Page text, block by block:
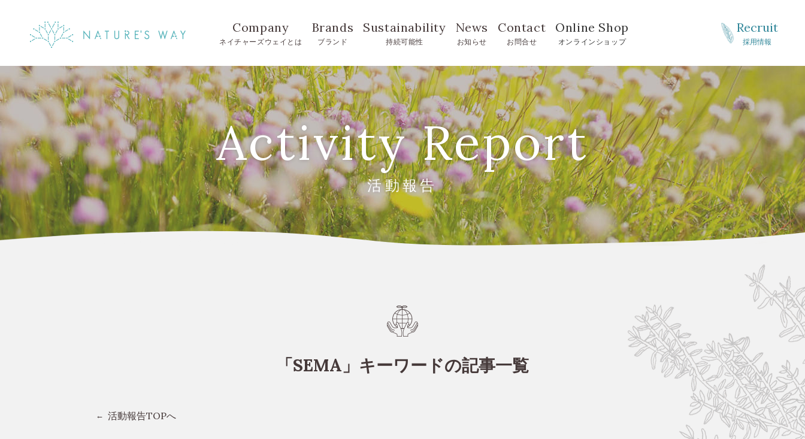
Recruit
採用情報
Company
ネイチャーズウェイとは
Brands
ブランド
Sustainability
持続可能性
News
お知らせ
Contact
お問合せ
Online Shop
オンラインショップ
Activity Report
活動報告
「SEMA」キーワードの記事一覧
活動報告TOPへ